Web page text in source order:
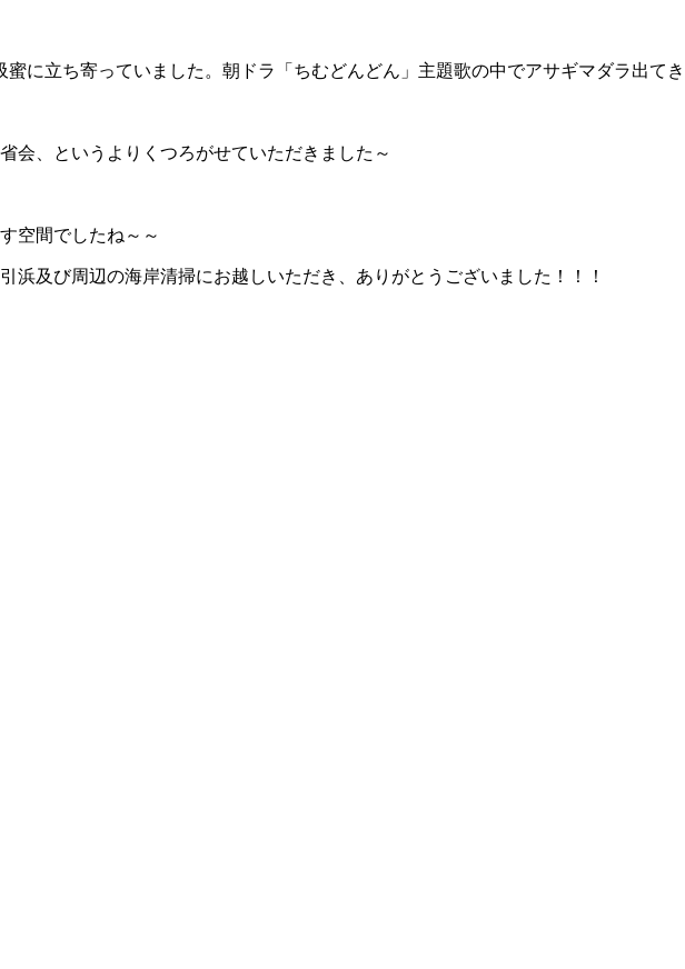
に立ち寄っていました。朝ドラ「ちむどんどん」主題歌の中でアサギマダラ出て
会、というよりくつろがせていただきました～
空間でしたね～～
浜及び周辺の海岸清掃にお越しいただき、ありがとうございました！！！